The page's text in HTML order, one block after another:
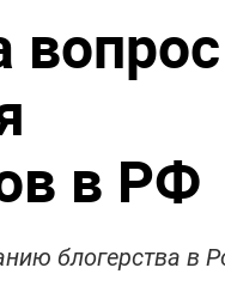
в РФ
блогерства в